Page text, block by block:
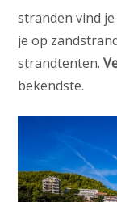
stranden vind
je op
strandtenten.
bekendste.